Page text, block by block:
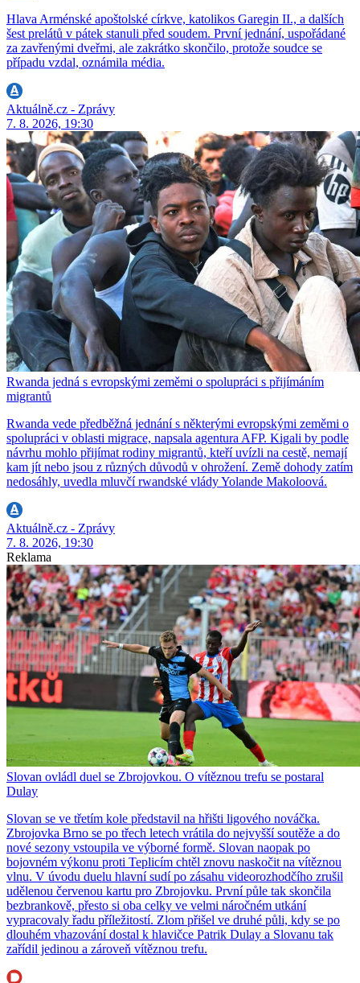
Hlava Arménské apoštolské církve, katolikos Garegin II., a dalších
šest prelátů v pátek stanuli před soudem. První jednání, uspořádané
za zavřenými dveřmi, ale zakrátko skončilo, protože soudce se
případu vzdal, oznámila média.
Aktuálně.cz - Zprávy
7. 8. 2026, 19:30
Rwanda jedná s evropskými zeměmi o spolupráci s přijímáním
migrantů
Rwanda vede předběžná jednání s některými evropskými zeměmi o
spolupráci v oblasti migrace, napsala agentura AFP. Kigali by podle
návrhu mohlo přijímat rodiny migrantů, kteří uvízli na cestě, nemají
kam jít nebo jsou z různých důvodů v ohrožení. Země dohody zatím
nedosáhly, uvedla mluvčí rwandské vlády Yolande Makoloová.
Aktuálně.cz - Zprávy
7. 8. 2026, 19:30
Reklama
Slovan ovládl duel se Zbrojovkou. O vítěznou trefu se postaral
Dulay
Slovan se ve třetím kole představil na hřišti ligového nováčka.
Zbrojovka Brno se po třech letech vrátila do nejvyšší soutěže a do
nové sezony vstoupila ve výborné formě. Slovan naopak po
bojovném výkonu proti Teplicím chtěl znovu naskočit na vítěznou
vlnu. V úvodu duelu hlavní sudí po zásahu videorozhodčího zrušil
udělenou červenou kartu pro Zbrojovku. První půle tak skončila
bezbrankově, přesto si oba celky ve velmi náročném utkání
vypracovaly řadu příležitostí. Zlom přišel ve druhé půli, kdy se po
dlouhém vhazování dostal k hlavičce Patrik Dulay a Slovanu tak
zařídil jedinou a zároveň vítěznou trefu.